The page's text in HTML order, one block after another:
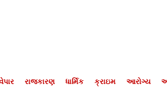
રાજકારણ ધાર્મિક ક્રાઇમ આરોગ્ય